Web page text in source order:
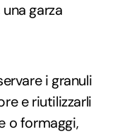
garza
i granuli
e riutilizzarli
o formaggi,